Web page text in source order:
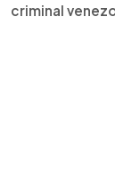
criminal